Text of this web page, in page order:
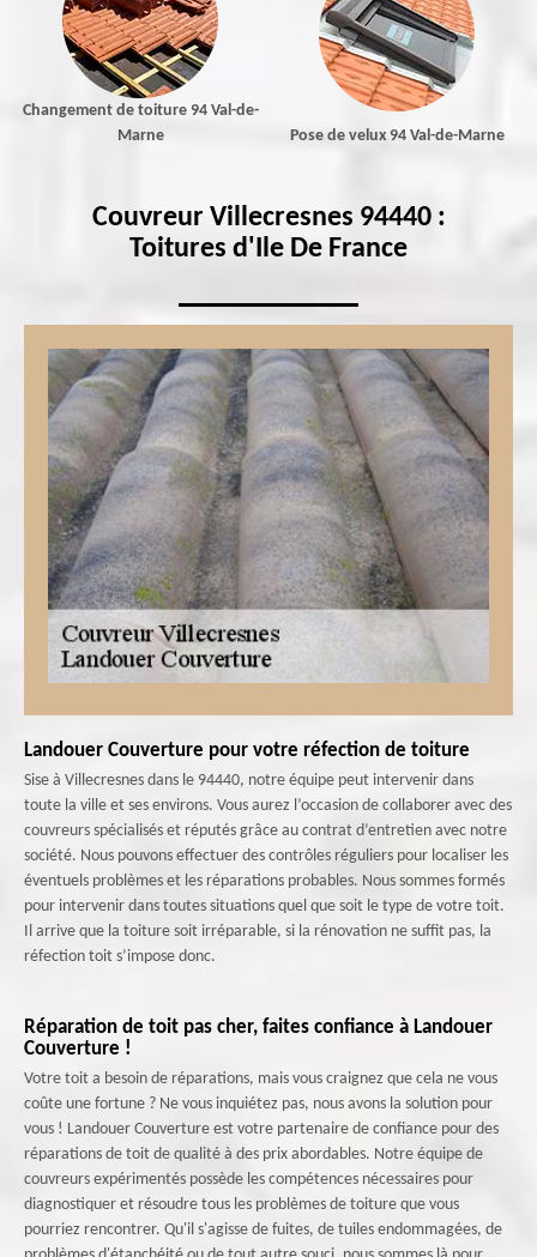
Changement de toiture 94 Val-de-
Marne
Pose de velux 94 Val-de-Marne
Couvreur Villecresnes 94440 :
Toitures d'Ile De France
Landouer Couverture pour votre réfection de toiture
Sise à Villecresnes dans le 94440, notre équipe peut intervenir dans
toute la ville et ses environs. Vous aurez l’occasion de collaborer avec des
couvreurs spécialisés et réputés grâce au contrat d’entretien avec notre
société. Nous pouvons effectuer des contrôles réguliers pour localiser les
éventuels problèmes et les réparations probables. Nous sommes formés
pour intervenir dans toutes situations quel que soit le type de votre toit.
Il arrive que la toiture soit irréparable, si la rénovation ne suffit pas, la
réfection toit s’impose donc.
Réparation de toit pas cher, faites confiance à Landouer
Couverture !
Votre toit a besoin de réparations, mais vous craignez que cela ne vous
coûte une fortune ? Ne vous inquiétez pas, nous avons la solution pour
vous ! Landouer Couverture est votre partenaire de confiance pour des
réparations de toit de qualité à des prix abordables. Notre équipe de
couvreurs expérimentés possède les compétences nécessaires pour
diagnostiquer et résoudre tous les problèmes de toiture que vous
pourriez rencontrer. Qu'il s'agisse de fuites, de tuiles endommagées, de